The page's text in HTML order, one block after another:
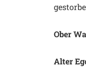
Ober
Alter